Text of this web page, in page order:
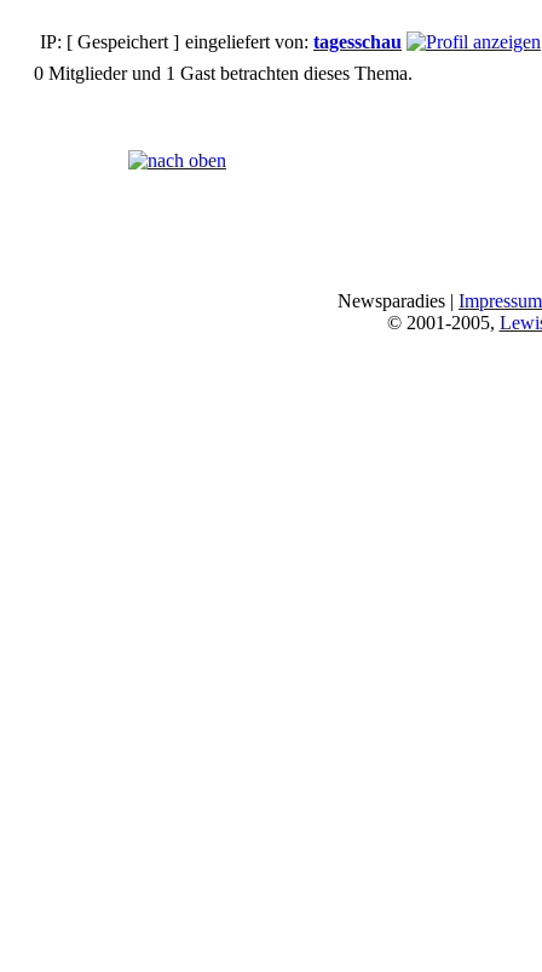
IP: [ Gespeichert ] eingeliefert von: tagesschau
0 Mitglieder und 1 Gast betrachten dieses Thema.
Newsparadies | Impressum
© 2001-2005,